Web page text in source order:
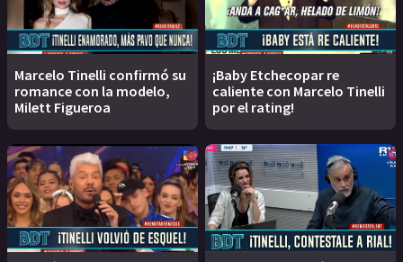
Marcelo Tinelli confirmó su
romance con la modelo,
Milett Figueroa
¡Baby Etchecopar re
caliente con Marcelo Tinelli
por el rating!